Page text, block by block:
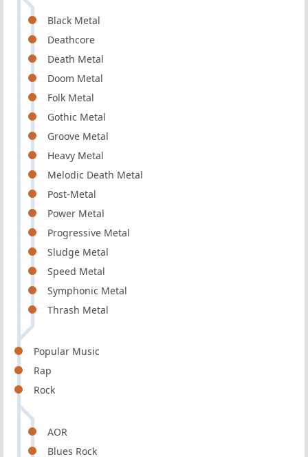
Black Metal
Deathcore
Death Metal
Doom Metal
Folk Metal
Gothic Metal
Groove Metal
Heavy Metal
Melodic Death Metal
Post-Metal
Power Metal
Progressive Metal
Sludge Metal
Speed Metal
Symphonic Metal
Thrash Metal
Popular Music
Rap
Rock
AOR
Blues Rock